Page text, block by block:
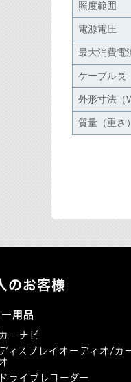
照度範囲
電源電圧
最大消費電
ケーブル長
外形寸法（
質量（重さ）
のお客様
用品
カーナビ
ディスプレイオーディオ/カ
オ
ドライブレコーダー